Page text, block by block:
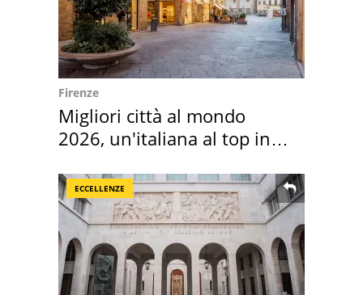
Firenze
Migliori città al mondo
2026, un'italiana al top in
ECCELLENZE